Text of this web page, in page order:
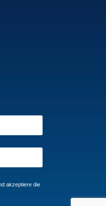
akzeptiere die